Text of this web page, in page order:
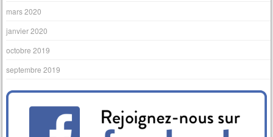
mars 2020
janvier 2020
octobre 2019
septembre 2019